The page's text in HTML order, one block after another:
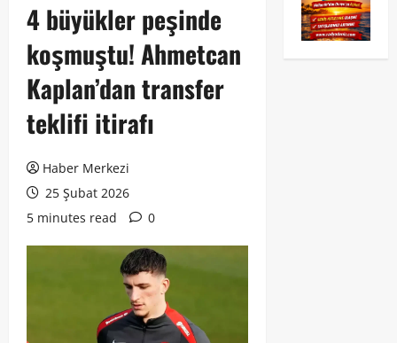
4 büyükler peşinde
koşmuştu! Ahmetcan
Kaplan’dan transfer
teklifi itirafı
Haber Merkezi
25 Şubat 2026
5 minutes read
0